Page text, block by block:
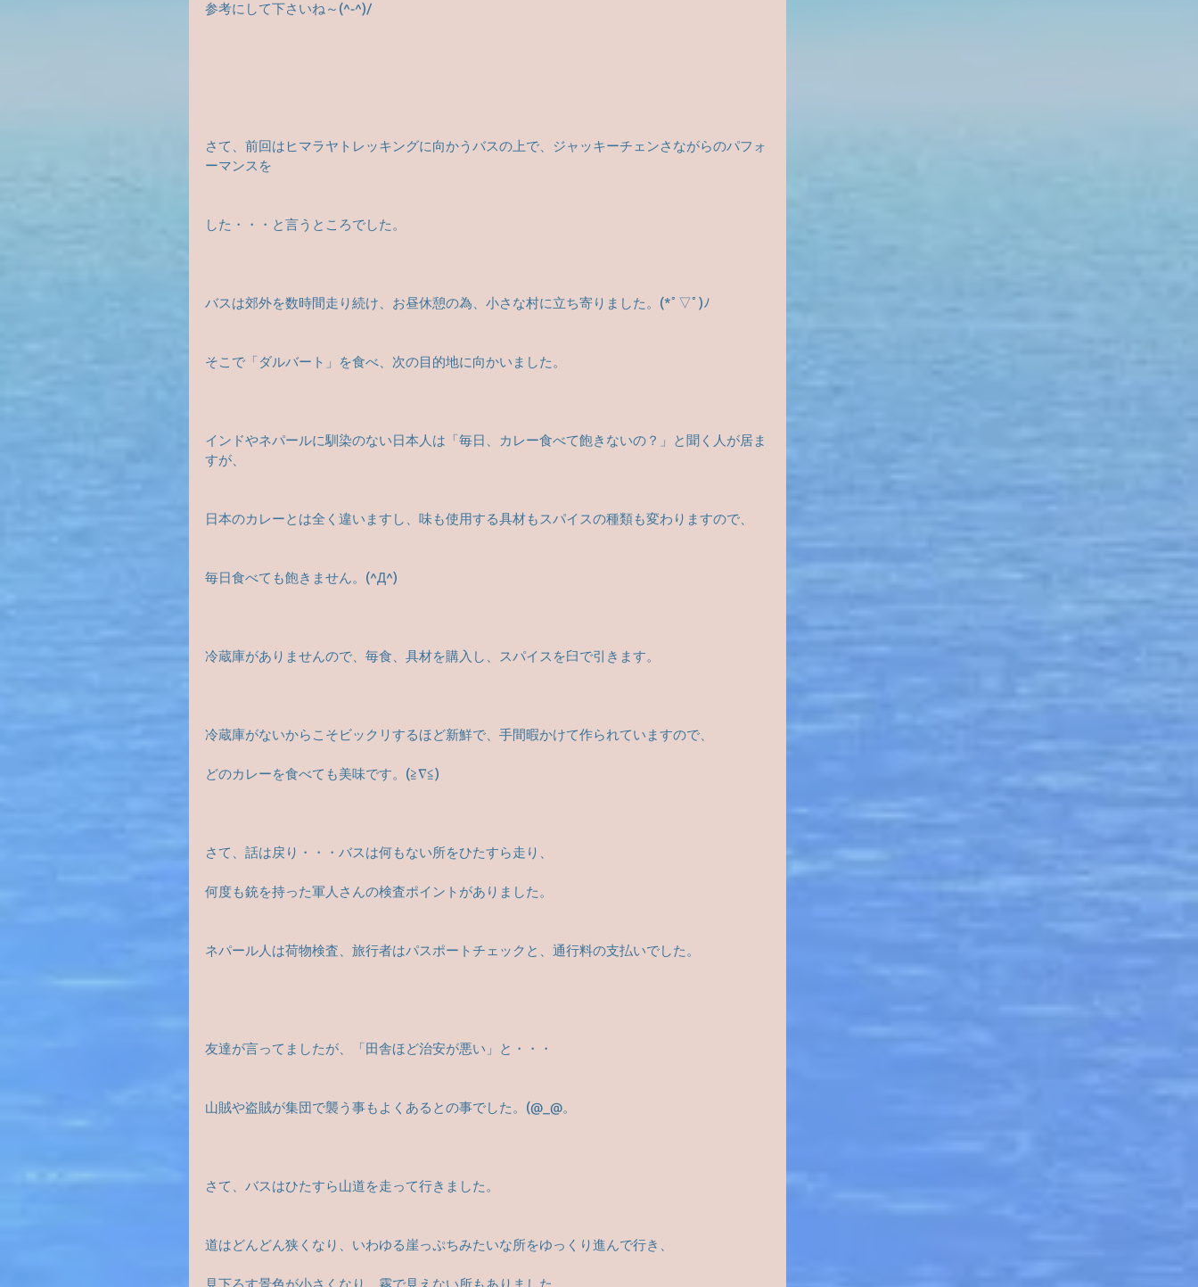
参考にして下さいね～(^-^)/
さて、前回はヒマラヤトレッキングに向かうバスの上で、ジャッキーチェンさながらのパフォ
ーマンスを
した・・・と言うところでした。
バスは郊外を数時間走り続け、お昼休憩の為、小さな村に立ち寄りました。(*ﾟ▽ﾟ)ﾉ
そこで「ダルバート」を食べ、次の目的地に向かいました。
インドやネパールに馴染のない日本人は「毎日、カレー食べて飽きないの？」と聞く人が居ま
すが、
日本のカレーとは全く違いますし、味も使用する具材もスパイスの種類も変わりますので、
毎日食べても飽きません。(^Д^)
冷蔵庫がありませんので、毎食、具材を購入し、スパイスを臼で引きます。
冷蔵庫がないからこそビックリするほど新鮮で、手間暇かけて作られていますので、
どのカレーを食べても美味です。(≧∇≦)
さて、話は戻り・・・バスは何もない所をひたすら走り、
何度も銃を持った軍人さんの検査ポイントがありました。
ネパール人は荷物検査、旅行者はパスポートチェックと、通行料の支払いでした。
友達が言ってましたが、「田舎ほど治安が悪い」と・・・
山賊や盗賊が集団で襲う事もよくあるとの事でした。(@_@。
さて、バスはひたすら山道を走って行きました。
道はどんどん狭くなり、いわゆる崖っぷちみたいな所をゆっくり進んで行き、